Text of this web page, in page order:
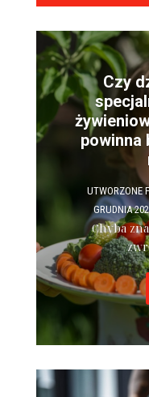
Czy
powinna
UTWORZONE
GRUDNIA
Chyba